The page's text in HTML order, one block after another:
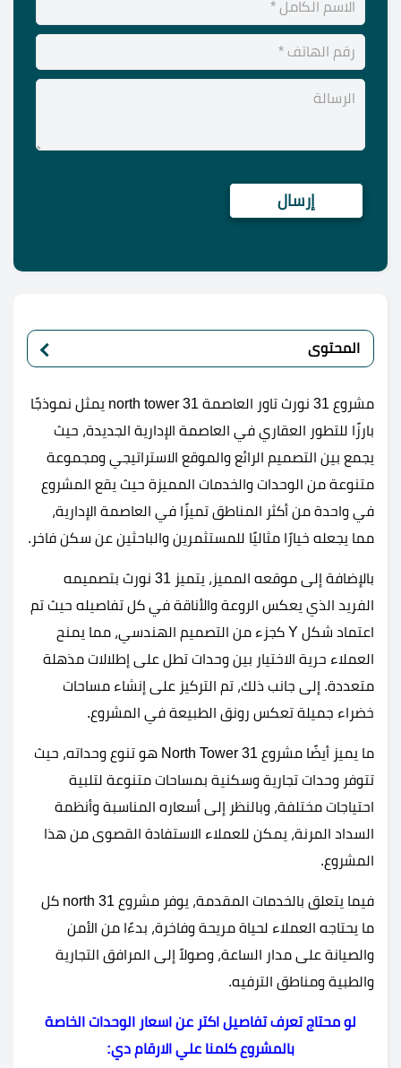
المحتوى
مشروع 31 نورث تاور العاصمة 31 north tower
يمثل نموذجًا
بارزًا للتطور العقاري في العاصمة الإدارية الجديدة، حيث
يجمع بين التصميم الرائع والموقع الاستراتيجي ومجموعة
متنوعة من الوحدات والخدمات المميزة حيث يقع المشروع
في واحدة من أكثر المناطق تميزًا في العاصمة الإدارية،
مما يجعله خيارًا مثاليًا للمستثمرين والباحثين عن سكن فاخر.
بالإضافة إلى موقعه المميز، يتميز 31 نورث
بتصميمه
الفريد الذي يعكس الروعة والأناقة في كل تفاصيله حيث تم
اعتماد شكل Y كجزء من التصميم الهندسي، مما يمنح
العملاء حرية الاختيار بين وحدات تطل على إطلالات مذهلة
متعددة. إلى جانب ذلك، تم التركيز على إنشاء مساحات
خضراء جميلة تعكس رونق الطبيعة في المشروع.
ما يميز أيضًا مشروع 31 North Tower هو تنوع وحداته، حيث
تتوفر وحدات تجارية وسكنية بمساحات متنوعة لتلبية
احتياجات مختلفة، وبالنظر إلى أسعاره المناسبة وأنظمة
السداد المرنة، يمكن للعملاء الاستفادة القصوى من هذا
المشروع.
فيما يتعلق بالخدمات المقدمة، يوفر مشروع 31 north كل
ما يحتاجه العملاء لحياة مريحة وفاخرة، بدءًا من الأمن
والصيانة على مدار الساعة، وصولاً إلى المرافق التجارية
والطبية ومناطق الترفيه.
لو محتاج تعرف تفاصيل اكتر عن اسعار الوحدات الخاصة
بالمشروع كلمنا علي الارقام دي: